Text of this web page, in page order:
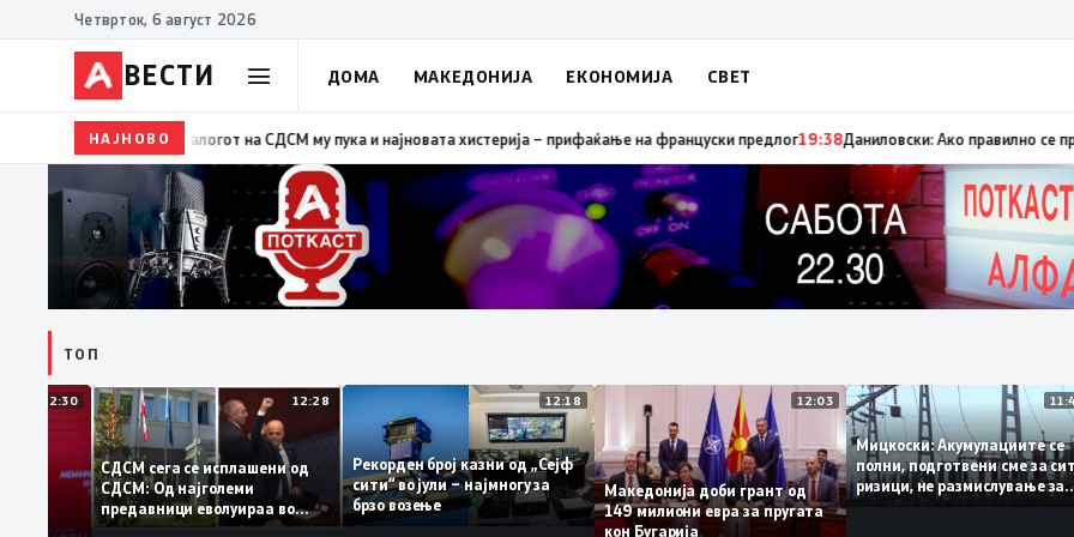
Четврток, 6 август 2026
ВЕСТИ ДОМА МАКЕДОНИЈА ЕКОНОМИЈА СВЕТ
НАЈНОВО19:39ВМРО-ДПМНЕ: Како што му пукна меурот од сапуница „мигранти за пари“, така на талогот на СДСМ му пука и
ТОП
12:30
на
12:28
СДСМ сега се исплашени од
СДСМ: Од најголеми
предавници еволуираа во
најголеми патриоти
12:18
Рекорден број казни од „Сејф
сити“ во јули – најмногу за
брзо возење
12:03
Македонија доби грант од
149 милиони евра за пругата
кон Бугарија
Мицкоски: Акумулациите
полни, подготвени сме
ризици, не размислување
поскапување на струјата